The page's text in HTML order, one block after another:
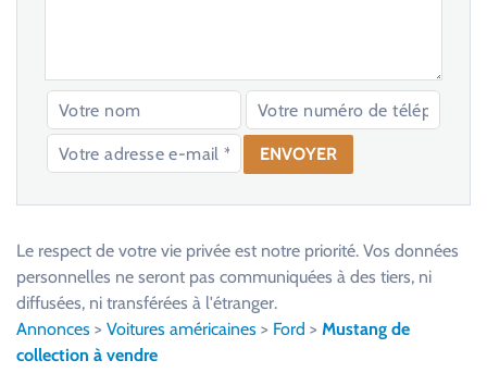
Le respect de votre vie privée est notre priorité. Vos données
personnelles ne seront pas communiquées à des tiers, ni
diffusées, ni transférées à l'étranger.
Annonces > Voitures américaines > Ford > Mustang de
collection à vendre